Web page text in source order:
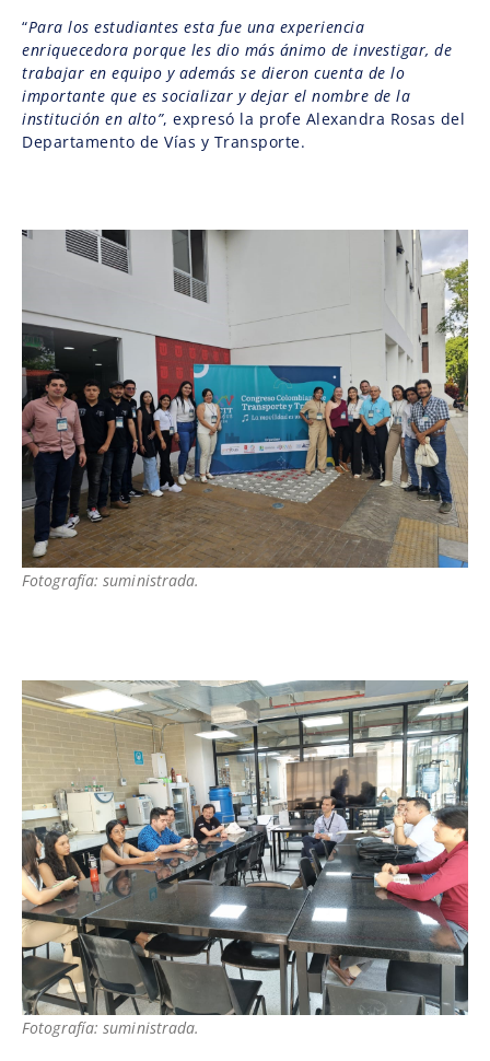
“Para los estudiantes esta fue una experiencia
enriquecedora porque les dio más ánimo de investigar, de
trabajar en equipo y además se dieron cuenta de lo
importante que es socializar y dejar el nombre de la
institución en alto”, expresó la profe Alexandra Rosas del
Departamento de Vías y Transporte.
Fotografía: suministrada.
Fotografía: suministrada.